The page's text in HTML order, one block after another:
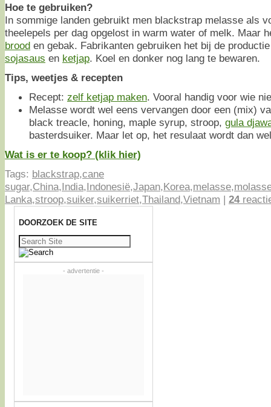
Hoe te gebruiken?
In sommige landen gebruikt men blackstrap melasse als
theelepels per dag opgelost in warm water of melk. Maar
brood en gebak. Fabrikanten gebruiken het bij de
sojasaus en ketjap. Koel en donker nog lang te bewaren.
Tips, weetjes & recepten
Recept: zelf ketjap maken. Vooral handig voor wie
Melasse wordt wel eens vervangen door een (mix)
black treacle, honing, maple syrup, stroop, gula
basterdsuiker. Maar let op, het resulaat wordt dan
Wat is er te koop? (klik hier)
Tags: blackstrap,cane
sugar,China,India,Indonesië,Japan,Korea,melasse,
Lanka,stroop,suiker,suikerriet,Thailand,Vietnam | 24
DOORZOEK DE SITE
Zoeken
naar:
- advertentie -